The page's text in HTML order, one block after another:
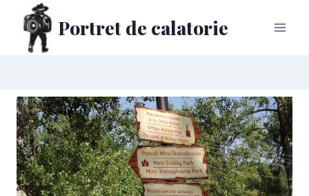
Portret de calatorie